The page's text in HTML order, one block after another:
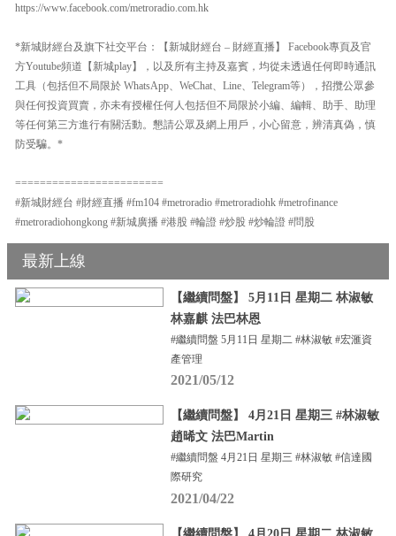
https://www.facebook.com/metroradio.com.hk
*新城財經台及旗下社交平台：【新城財經台 – 財經直播】 Facebook專頁及官
方Youtube頻道【新城play】，以及所有主持及嘉賓，均從未透過任何即時通訊
工具（包括但不局限於 WhatsApp、WeChat、Line、Telegram等），招攬公眾參
與任何投資買賣，亦未有授權任何人包括但不局限於小編、編輯、助手、助理
等任何第三方進行有關活動。懇請公眾及網上用戶，小心留意，辨清真偽，慎
防受騙。*
========================
#新城財經台 #財經直播 #fm104 #metroradio #metroradiohk #metrofinance
#metroradiohongkong #新城廣播 #港股 #輪證 #炒股 #炒輪證 #問股
最新上線
【繼續問盤】 5月11日 星期二 林淑敏
林嘉麒 法巴林恩
#繼續問盤 5月11日 星期二 #林淑敏 #宏滙資
產管理
2021/05/12
【繼續問盤】 4月21日 星期三 #林淑敏
趙晞文 法巴Martin
#繼續問盤 4月21日 星期三 #林淑敏 #信達國
際研究
2021/04/22